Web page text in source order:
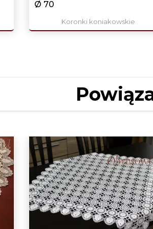
Ø 70
Koronki koniakowskie